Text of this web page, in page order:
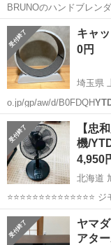
BRUNOのハンドブレン
タイミングで同じものを
す。 色を確認する為に開封し
別)ですが、お安くお譲り
北海道 札幌市 東
キャ
0円
埼玉県
o.jp/gp/aw/d/B0FDQH
埼玉 ふじみ野市
【忠
機/
4,950
北海道
⭐⭐⭐⭐⭐⭐⭐⭐⭐⭐⭐⭐⭐⭐ ジモティ内で家具・家電など多数販売中です
⭐⭐⭐⭐⭐⭐⭐⭐⭐⭐⭐⭐⭐⭐ 【商品説明】 簡易動作確認済です。 リモコン付
属です。 リモコ
北海道 旭川市 旭
ヤマ
アタ